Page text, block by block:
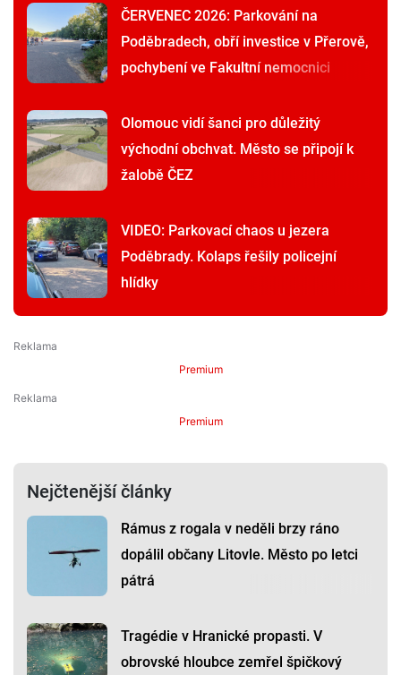
ČERVENEC 2026: Parkování na
Poděbradech, obří investice v Přerově,
pochybení ve Fakultní nemocnici
Olomouc vidí šanci pro důležitý
východní obchvat. Město se připojí k
žalobě ČEZ
VIDEO: Parkovací chaos u jezera
Poděbrady. Kolaps řešily policejní
hlídky
Premium
Premium
Nejčtenější články
Rámus z rogala v neděli brzy ráno
dopálil občany Litovle. Město po letci
pátrá
Tragédie v Hranické propasti. V
obrovské hloubce zemřel špičkový